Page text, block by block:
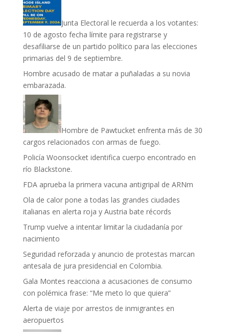
Junta Electoral le recuerda a los votantes:
10 de agosto fecha límite para registrarse y
desafiliarse de un partido político para las elecciones
primarias del 9 de septiembre.
Hombre acusado de matar a puñaladas a su novia
embarazada.
Hombre de Pawtucket enfrenta más de 30
cargos relacionados con armas de fuego.
Policía Woonsocket identifica cuerpo encontrado en
río Blackstone.
FDA aprueba la primera vacuna antigripal de ARNm
Ola de calor pone a todas las grandes ciudades
italianas en alerta roja y Austria bate récords
Trump vuelve a intentar limitar la ciudadanía por
nacimiento
Seguridad reforzada y anuncio de protestas marcan
antesala de jura presidencial en Colombia.
Gala Montes reacciona a acusaciones de consumo
con polémica frase: “Me meto lo que quiera”
Alerta de viaje por arrestos de inmigrantes en
aeropuertos